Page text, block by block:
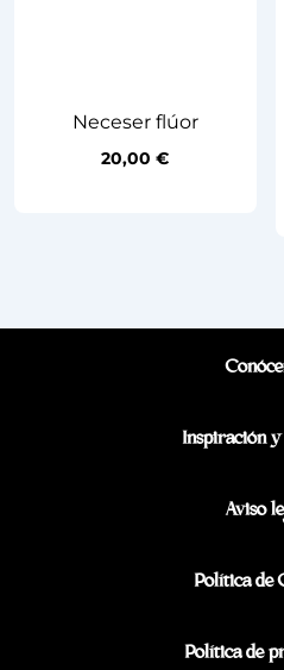
Neceser flúor
20,00€
Inspiración
Aviso
Política de
Política de